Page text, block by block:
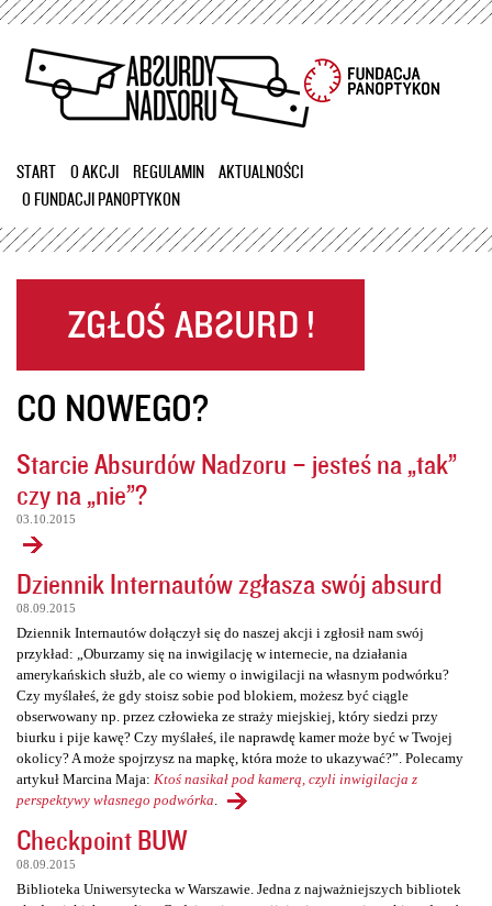
Przejdź
treści
START O AKCJI REGULAMIN
AKTUALNOŚCI
O FUNDACJI PANOPTYKON
CO NOWEGO?
Starcie Absurdów Nadzoru – jesteś na „tak”
czy na „nie”?
03.10.2015
Dziennik Internautów zgłasza swój absurd
08.09.2015
Dziennik Internautów dołączył się do naszej akcji i zgłosił nam swój
przykład: „Oburzamy się na inwigilację w internecie, na działania
amerykańskich służb, ale co wiemy o inwigilacji na własnym podwórku?
Czy myślałeś, że gdy stoisz sobie pod blokiem, możesz być ciągle
obserwowany np. przez człowieka ze straży miejskiej, który siedzi przy
biurku i pije kawę? Czy myślałeś, ile naprawdę kamer może być w Twojej
okolicy? A może spojrzysz na mapkę, która może to ukazywać?”. Polecamy
artykuł Marcina Maja: Ktoś nasikał pod kamerą, czyli inwigilacja z
perspektywy własnego podwórka
Checkpoint BUW
08.09.2015
Biblioteka Uniwersytecka w Warszawie. Jedna z najważniejszych bibliotek